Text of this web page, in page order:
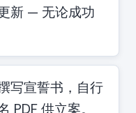
新 — 无论成功
写宣誓书，自行
PDF 供立案。